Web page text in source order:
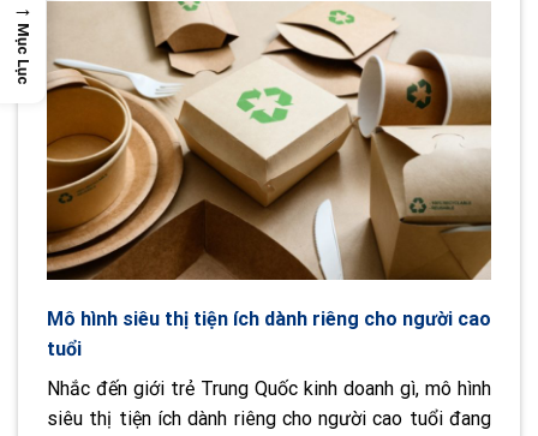
Mô hình siêu thị tiện ích dành riêng cho người cao
tuổi
Nhắc đến giới trẻ Trung Quốc kinh doanh gì, mô hình
siêu thị tiện ích dành riêng cho người cao tuổi đang
→
Mục Lục